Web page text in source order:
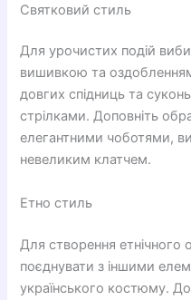
Святковий стиль
Для урочистих подій
вишивкою та
довгих спідниць та
стрілками. Доповніть
елегантними чоботями,
невеликим клатчем.
Етно стиль
Для створення
поєднувати з іншими
українського костюму.